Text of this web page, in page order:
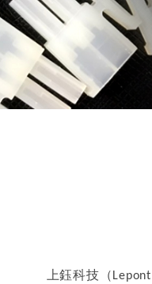
上鈺科技（ Lepont